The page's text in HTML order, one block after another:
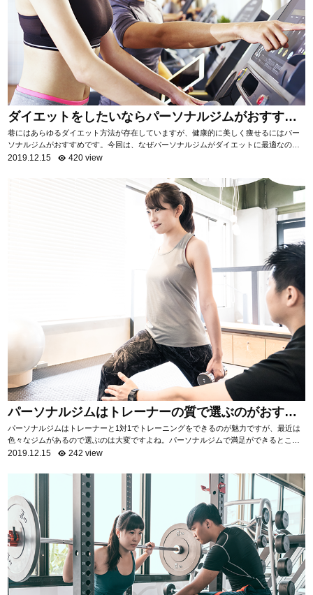
ダイエットをしたいならパーソナルジムがおすす
め！
巷にはあらゆるダイエット方法が存在していますが、健康的に美しく痩せるにはパー
ソナルジムがおすすめです。今回は、なぜパーソナルジムがダイエットに最適なのか
を項目ごとに分けて、詳しく解説いたします。 自...
2019.12.15 420 view
パーソナルジムはトレーナーの質で選ぶのがおすす
め！
パーソナルジムはトレーナーと1対1でトレーニングをできるのが魅力ですが、最近は
色々なジムがあるので選ぶのは大変ですよね。パーソナルジムで満足ができるところ
を選ぶためには「トレーナーの質を知る」ことがお...
2019.12.15 242 view